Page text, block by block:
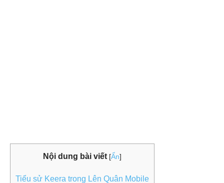
Nội dung bài viết [Ẩn]
Tiểu sử Keera trong Lên Quân Mobile